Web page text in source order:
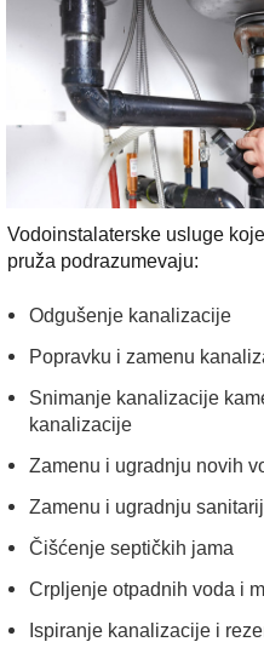
Vodoinstalaterske usluge
pruža podrazumevaju:
Odgušenje kanalizacije
Popravku i zamenu
Snimanje kanalizacije
kanalizacije
Zamenu i ugradnju novih
Zamenu i ugradnju
Čišćenje septičkih jama
Crpljenje otpadnih voda i
Ispiranje kanalizacije i